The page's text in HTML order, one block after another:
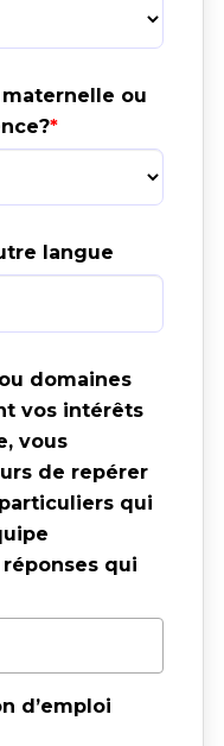
ou
langue
domaines
vos intérêts
vous
de repérer
qui
qui
d’emploi